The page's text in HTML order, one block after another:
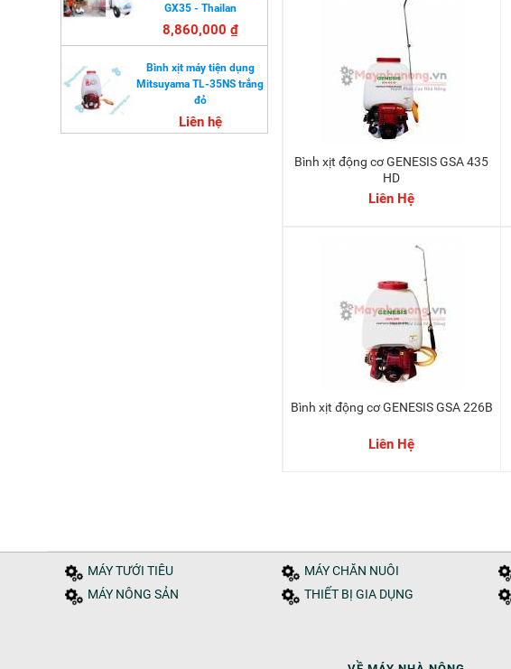
Bình xịt động cơ GENESIS GSA 435
HD
Liên Hệ
Bình xịt động cơ GENESIS GSA 226B
Liên Hệ
GX35 - Thailan
8,860,000 ₫
Bình xịt máy tiện dụng
Mitsuyama TL-35NS trắng
đỏ
Liên hệ
MÁY TƯỚI TIÊU MÁY CHĂN NUÔI
MÁY NÔNG SẢN
THIẾT BỊ GIA DỤNG